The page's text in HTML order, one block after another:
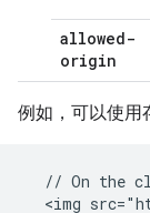
allowed-
origin
例如，可以使用
// On the